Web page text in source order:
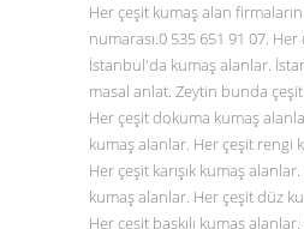
Her çeşit kumaş alan
numarası.0 535 651 91 07. Her
İstanbul'da kumaş alanlar.
masal anlat. Zeytin bunda
Her çeşit dokuma kumaş
kumaş alanlar. Her çeşit rengi
Her çeşit karışık kumaş
kumaş alanlar. Her çeşit düz
Her çeşit baskılı kumaş